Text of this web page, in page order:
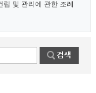
및 관리에 관한 조례